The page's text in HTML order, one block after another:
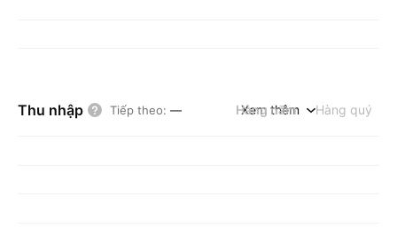
Thu nhập Tiếp theo: — Hàng năm Hàng quý
Xem thêm